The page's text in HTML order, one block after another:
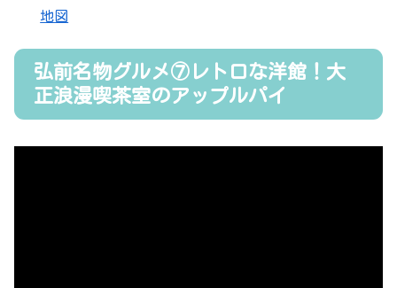
地図
弘前名物グルメ⑦レトロな洋館！大
正浪漫喫茶室のアップルパイ